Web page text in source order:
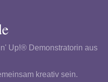
Up!® Demonstratorin aus
kreativ sein.